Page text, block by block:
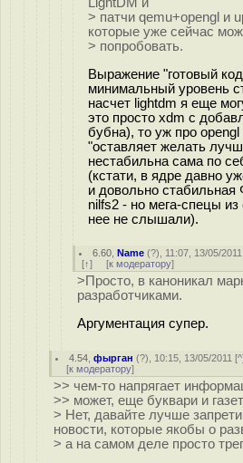
> патчи qemu+opengl и
которые уже сейчас
> попробовать.
Выражение "готовый
минимальный уровень
насчет lightdm я еще
это просто xdm с
бубна), то уж про
"оставляет желать
нестабильна сама по
(кстати, в ядре давно
и довольно
nilfs2 - но мега-спецы
нее не слышали).
6.60 ,Name (?), 11:07, 13/05/
[↑] [к модератору]
>Просто, в каноникал
разработчиками.
Аргументация супер.
4.54 ,фырган (?), 10:15, 13/05/2011 [^
[к модератору]
>> чем-то напрягает
>> может, еще буквари и
> Нет, давайте лучше
новости, которые якобы о
> а на самом деле просто